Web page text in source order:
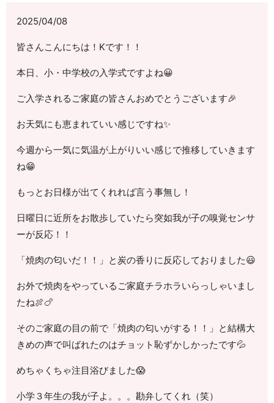
2025/04/08
皆さんこんにちは！Kです！！
本日、小・中学校の入学式ですよね😀
ご入学されるご家庭の皆さんおめでとうございます🎉
お天気にも恵まれていい感じですね✨
今週から一気に気温が上がりいい感じで推移していきます
ね😁
もっとお日様が出てくれれば言う事無し！
日曜日に近所をお散歩していたら突如我が子の嗅覚センサ
ーが反応！！
「焼肉の匂いだ！！」と炭の香りに反応しておりました😃
お外で焼肉をやっているご家庭チラホラいらっしゃいまし
たね🍖🍗
そのご家庭の目の前で「焼肉の匂いがする！！」と結構大
きめの声で叫ばれたのはチョット恥ずかしかったです💦
めちゃくちゃ注目浴びました😱
小学３年生の我が子よ。。。勘弁してくれ（笑）